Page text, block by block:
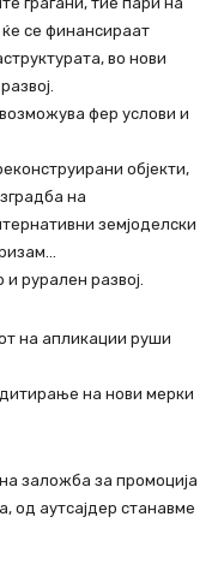
се финансираат
во нови
фер услови и
објекти,
на
земјоделски
рурален развој.
на апликации руши
на нови мерки
заложба за промоција
од аутсајдер станавме